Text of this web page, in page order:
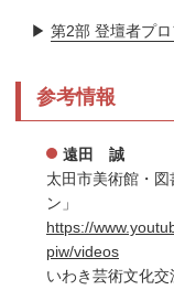
▶ 第2部 登壇者プ
参考情報
遠田 誠
太田市美術館・
ン」
https://
piw/videos
いわき芸術文化